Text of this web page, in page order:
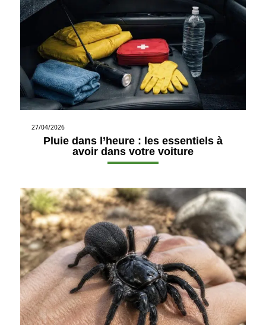
27/04/2026
Pluie dans l’heure : les essentiels à
avoir dans votre voiture